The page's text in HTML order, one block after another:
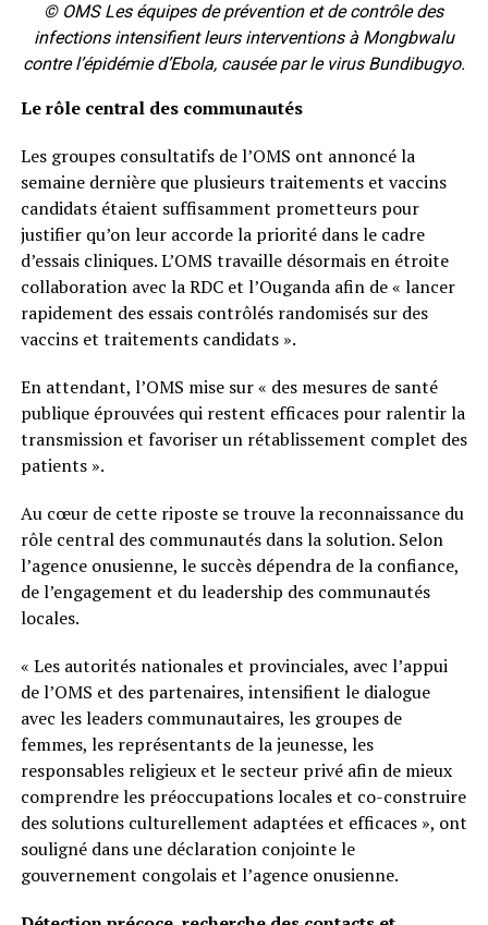
© OMS Les équipes de prévention et de contrôle des
infections intensifient leurs interventions à Mongbwalu
contre l’épidémie d’Ebola, causée par le virus Bundibugyo.
Le rôle central des communautés
Les groupes consultatifs de l’OMS ont annoncé la
semaine dernière que plusieurs traitements et vaccins
candidats étaient suffisamment prometteurs pour
justifier qu’on leur accorde la priorité dans le cadre
d’essais cliniques. L’OMS travaille désormais en étroite
collaboration avec la RDC et l’Ouganda afin de « lancer
rapidement des essais contrôlés randomisés sur des
vaccins et traitements candidats ».
En attendant, l’OMS mise sur « des mesures de santé
publique éprouvées qui restent efficaces pour ralentir la
transmission et favoriser un rétablissement complet des
patients ».
Au cœur de cette riposte se trouve la reconnaissance du
rôle central des communautés dans la solution. Selon
l’agence onusienne, le succès dépendra de la confiance,
de l’engagement et du leadership des communautés
locales.
« Les autorités nationales et provinciales, avec l’appui
de l’OMS et des partenaires, intensifient le dialogue
avec les leaders communautaires, les groupes de
femmes, les représentants de la jeunesse, les
responsables religieux et le secteur privé afin de mieux
comprendre les préoccupations locales et co-construire
des solutions culturellement adaptées et efficaces », ont
souligné dans une déclaration conjointe le
gouvernement congolais et l’agence onusienne.